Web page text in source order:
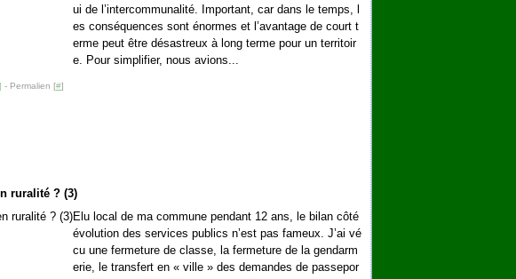
ui de l’intercommunalité. Important, car dans le temps, l
es conséquences sont énormes et l’avantage de court t
erme peut être désastreux à long terme pour un territoir
e. Pour simplifier, nous avions...
] - Permalien [#]
ruralité ? (3)
Elu local de ma commune pendant 12 ans, le bilan côté
évolution des services publics n’est pas fameux. J’ai vé
cu une fermeture de classe, la fermeture de la gendarm
erie, le transfert en « ville » des demandes de passepor